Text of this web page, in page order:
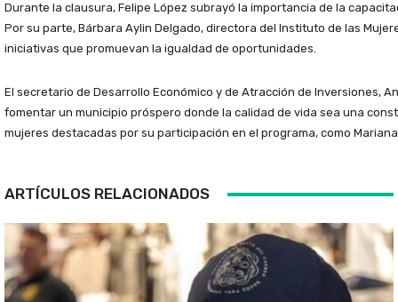
Durante la clausura, Felipe López subrayó la importancia de la
Por su parte, Bárbara Aylin Delgado, directora del Instituto de las
iniciativas que promuevan la igualdad de oportunidades.
El secretario de Desarrollo Económico y de Atracción de Inversiones,
fomentar un municipio próspero donde la calidad de vida sea una
mujeres destacadas por su participación en el programa, como
ARTÍCULOS RELACIONADOS